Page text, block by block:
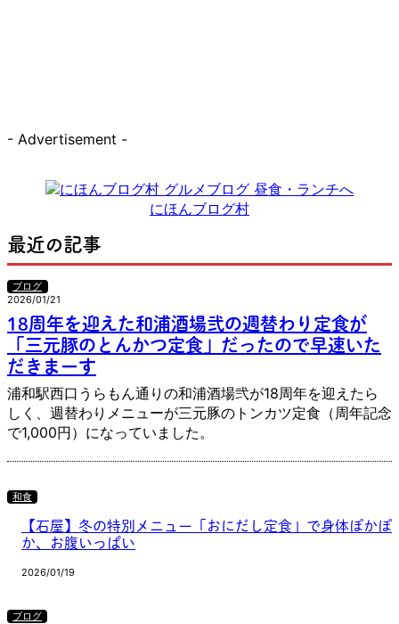
- Advertisement -
にほんブログ村
最近の記事
ブログ
2026/01/21
18周年を迎えた和浦酒場弐の週替わり定食が
「三元豚のとんかつ定食」だったので早速いた
だきまーす
浦和駅西口うらもん通りの和浦酒場弐が18周年を迎えたら
しく、週替わりメニューが三元豚のトンカツ定食（周年記念
で1,000円）になっていました。
和食
【石屋】冬の特別メニュー「おにだし定食」で身体ぽかぽ
か、お腹いっぱい
2026/01/19
ブログ